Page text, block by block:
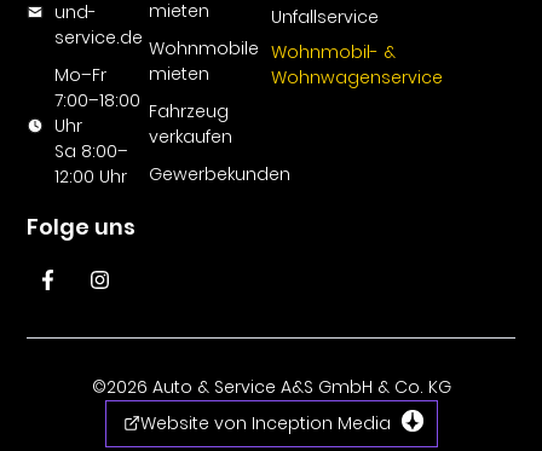
und-
service.de
Mo–Fr
7:00–18:00
Uhr
Sa 8:00–
12:00 Uhr
Folge uns
mieten
Wohnmobile
mieten
Fahrzeug
verkaufen
Gewerbekunden
Unfallservice
Wohnmobil- &
Wohnwagenservice
©2026 Auto & Service A&S GmbH & Co. KG
Website von Inception Media